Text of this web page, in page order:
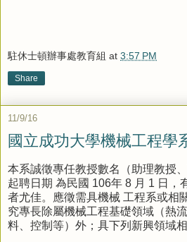
駐休士頓辦事處教育組 at 3:57 PM
Share
11/9/16
國立成功大學機械工程學
本系誠徵專任教授數名（助理教授
起聘日期 為民國 106年 8 月 1 日，
者尤佳。應徵需具機械 工程系或相
究專長除屬機械工程基礎領域（熱
料、控制等）外；具下列新興領域